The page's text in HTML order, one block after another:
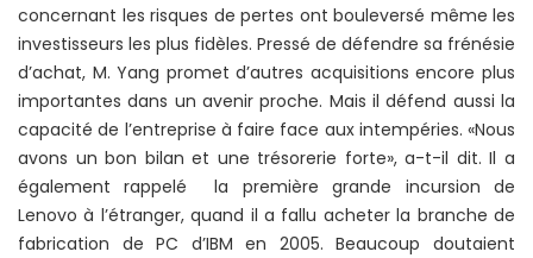
concernant les risques de pertes ont bouleversé même les
investisseurs les plus fidèles. Pressé de défendre sa frénésie
d’achat, M. Yang promet d’autres acquisitions encore plus
importantes dans un avenir proche. Mais il défend aussi la
capacité de l’entreprise à faire face aux intempéries. «Nous
avons un bon bilan et une trésorerie forte», a-t-il dit. Il a
également rappelé la première grande incursion de
Lenovo à l’étranger, quand il a fallu acheter la branche de
fabrication de PC d’IBM en 2005. Beaucoup doutaient